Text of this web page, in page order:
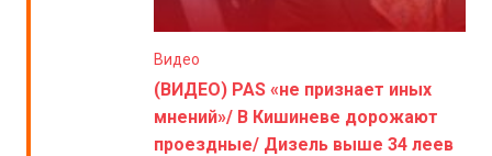
Видео
(ВИДЕО) PAS «не признает иных
мнений»/ В Кишиневе дорожают
проездные/ Дизель выше 34 леев